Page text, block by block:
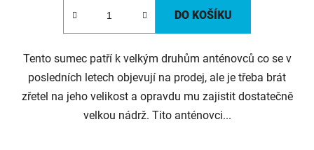
DO KOŠÍKU
Tento sumec patří k velkým druhům anténovců co se v
posledních letech objevují na prodej, ale je třeba brát
zřetel na jeho velikost a opravdu mu zajistit dostatečně
velkou nádrž. Tito anténovci...